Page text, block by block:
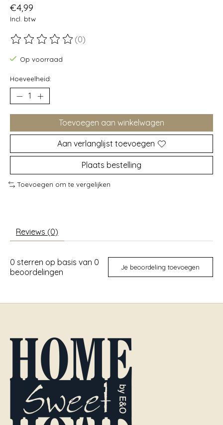
€4,99
Incl. btw
De beoordeling van dit product is
(0)
Op voorraad
Hoeveelheid:
Toevoegen aan winkelwagen
Aan verlanglijst toevoegen
Plaats bestelling
Toevoegen om te vergelijken
Reviews (0)
0 sterren op basis van 0
beoordelingen
Je beoordeling toevoegen